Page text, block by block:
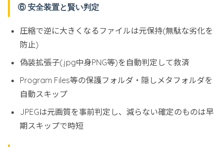
⑥ 安全装置と賢い判定
圧縮で逆に大きくなるファイルは元保持(無駄な劣化を
防止)
偽装拡張子(.jpg中身PNG等)を自動判定して救済
Program Files等の保護フォルダ・隠しメタフォルダを
自動スキップ
JPEGは元画質を事前判定し、減らない確定のものは早
期スキップで時短